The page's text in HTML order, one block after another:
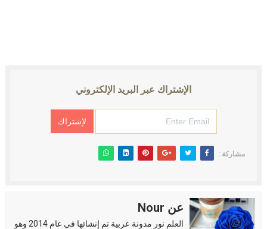
الإشتراك عبر البريد الإلكتروني
مشاركة :
عن Nour
العلم نور مدونة عربية تم إنشائها في عام 2014 وهو